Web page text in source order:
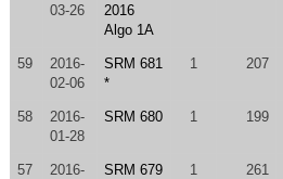
03-26
2016
Algo 1A
59
2016-
02-06
SRM 681
*
1 207
58
2016-
01-28
SRM 680 1 199
57
2016-
SRM 679 1 261